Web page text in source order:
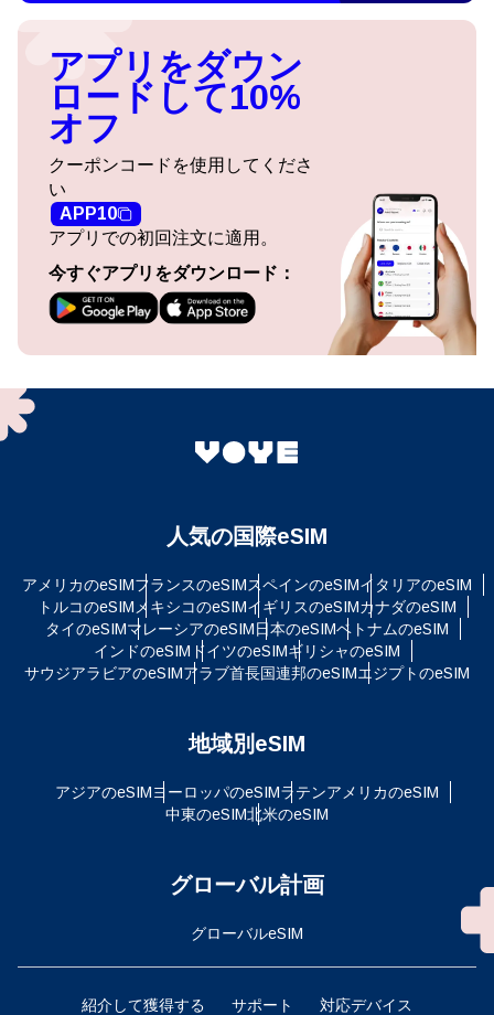
アプリをダウン
ロードして10%
オフ
クーポンコードを使用してくださ
い
APP10
アプリでの初回注文に適用。
今すぐアプリをダウンロード：
人気の国際eSIM
アメリカのeSIMフランスのeSIMスペインのeSIMイタリアのeSIM
トルコのeSIM メキシコのeSIMイギリスのeSIMカナダのeSIM
タイのeSIMマレーシアのeSIM日本のeSIMベトナムのeSIM
インドのeSIM ドイツのeSIMギリシャのeSIM
サウジアラビアのeSIMアラブ首長国連邦のeSIMエジプトのeSIM
地域別eSIM
アジアのeSIMヨーロッパのeSIMラテンアメリカのeSIM
中東のeSIM北米のeSIM
グローバル計画
グローバルeSIM
紹介して獲得する サポート 対応デバイス